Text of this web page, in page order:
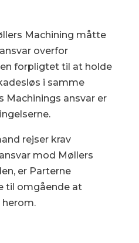
Machining måtte
overfor
forpligtet til at holde
i samme
Machinings ansvar er
rejser krav
mod Møllers
er Parterne
til omgående at